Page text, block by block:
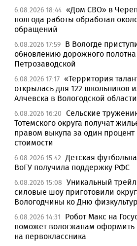
6.08.2026 18:44 «Дом СВО» в
полгода работы обработал
обращений
6.08.2026 17:59 В Вологде
обновлению дорожного полотна
Петрозаводской
6.08.2026 17:17 «Территория
открылась для 122 школьников
Алчевска в Вологодской области
6.08.2026 16:20 Сельские
Тотемского округа получат
правом выкупа за один процент
стоимости
6.08.2026 15:42 Детская
ВоГУ получила поддержку РФС
6.08.2026 15:08 Уникальный
силовые шоу приготовили
Вологодчины ко Дню
6.08.2026 14:31
Робот Макс на
поможет вологжанам оформить
на первоклассника